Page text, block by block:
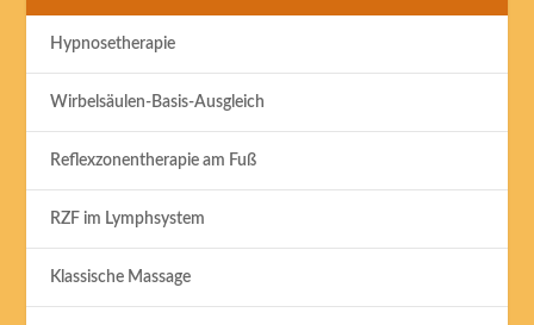
Hypnosetherapie
Wirbelsäulen-Basis-Ausgleich
Reflexzonentherapie am Fuß
RZF im Lymphsystem
Klassische Massage